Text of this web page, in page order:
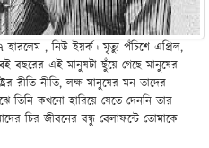
হারলেম , নিউ ইয়র্ক। মৃত্যু পঁচিশে এপ্রিল,
বছরের এই মানুষটা ছুঁয়ে গেছে মানুষের
রীতি নীতি, লক্ষ মানুষের মন তাদের
তিনি কখনো হারিয়ে যেতে দেননি তার
চির জীবনের বন্ধু বেলাফন্টে তোমাকে